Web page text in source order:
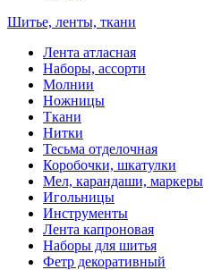
Шитье, ленты, ткани
Лента атласная
Наборы, ассорти
Молнии
Ножницы
Ткани
Нитки
Тесьма отделочная
Коробочки, шкатулки
Мел, карандаши, маркеры
Игольницы
Инструменты
Лента капроновая
Наборы для шитья
Фетр декоративный